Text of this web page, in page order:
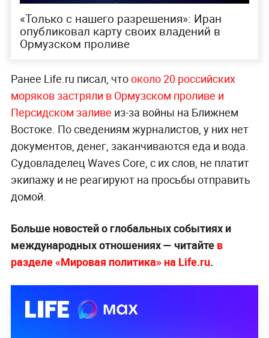
«Только с нашего разрешения»: Иран
опубликовал карту своих владений в
Ормузском проливе
Ранее Life.ru писал, чтооколо 20 российских
моряков застряли в Ормузском проливе и
Персидском заливе из-за войны на Ближнем
Востоке. По сведениям журналистов, у них нет
документов, денег, заканчиваются еда и вода.
Судовладелец Waves Core, с их слов, не платит
экипажу и не реагируют на просьбы отправить
домой.
Больше новостей о глобальных событиях и
международных отношениях — читайте в
разделе «Мировая политика» на Life.ru.